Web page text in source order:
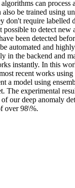
can process
also be trained using
don't require labelled
possible to detect new
been detected
automated and
in the backend and
instantly. In this
recent works using
a model using
The experimental
our deep anomaly
over 98\%.